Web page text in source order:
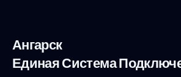
Ангарск
Единая Система